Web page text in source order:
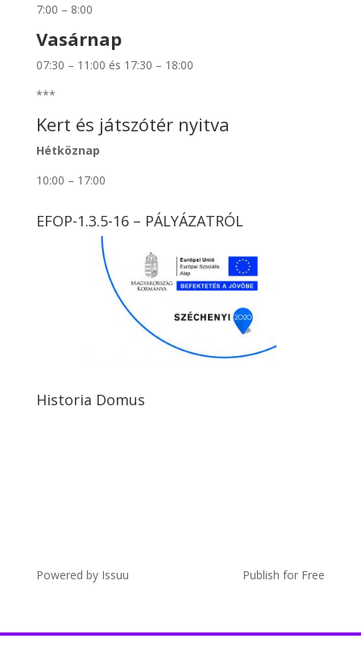
7:00 – 8:00
Vasárnap
07:30 – 11:00 és 17:30 – 18:00
***
Kert és játszótér nyitva
Hétköznap
10:00 – 17:00
EFOP-1.3.5-16 – PÁLYÁZATRÓL
Historia Domus
Powered by Issuu Publish for Free